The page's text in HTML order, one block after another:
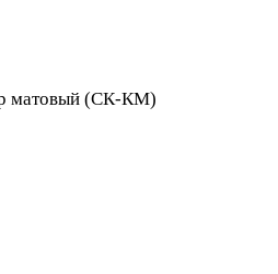
матовый (СК-КМ)